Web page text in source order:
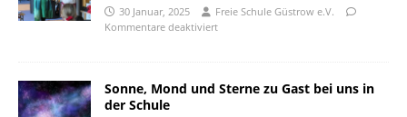
30 Januar, 2025
Freie Schule Güstrow e.V.
Kommentare deaktiviert
Sonne, Mond und Sterne zu Gast bei uns in
der Schule